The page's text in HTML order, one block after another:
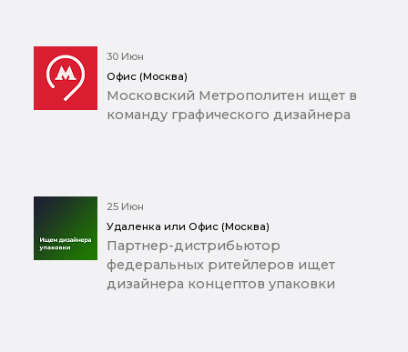
30 Июн
Офис (Москва)
Московский Метрополитен ищет в
команду графического дизайнера
25 Июн
Удаленка или Офис (Москва)
Партнер-дистрибьютор
федеральных ритейлеров ищет
дизайнера концептов упаковки